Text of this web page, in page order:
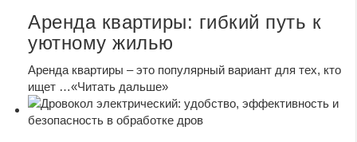
Аренда квартиры: гибкий путь к
уютному жилью
Аренда квартиры – это популярный вариант для тех, кто
ищет …«Читать дальше»